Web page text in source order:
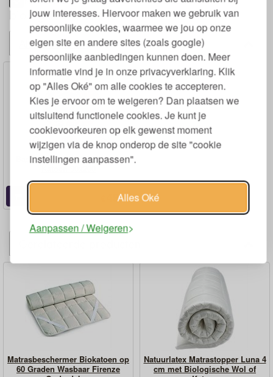
jouw interesses. Hiervoor maken we gebruik van
persoonlijke cookies, waarmee we jou op onze
eigen site en andere sites (zoals google)
persoonlijke aanbiedingen kunnen doen. Meer
informatie vind je in onze privacyverklaring. Klik
op "Alles Oké" om alle cookies te accepteren.
Kies je ervoor om te weigeren? Dan plaatsen we
uitsluitend functionele cookies. Je kunt je
cookievoorkeuren op elk gewenst moment
wijzigen via de knop onderop de site "cookie
instellingen aanpassen".
Alles Oké
Aanpassen / Weigeren
biologisch hoeslaken
Alternatieven
Basic Hoeslaken Biologisch
Katoen 90x200
49,95
Matrasbeschermer Biokatoen op
60 Graden Wasbaar Firenze
Natuurlatex Matrastopper Luna 4
cm met Biologische Wol of